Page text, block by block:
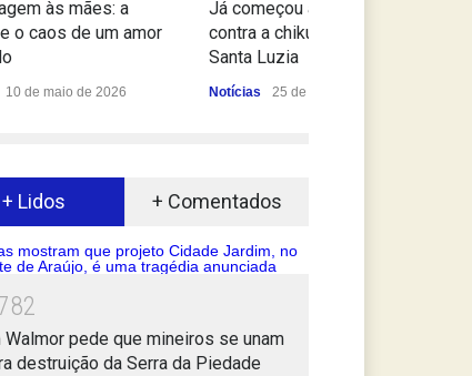
às mães: a
o caos de um amor
10 de maio de 2026
Já começou a vacinação
contra a chikungunya em
Santa Luzia
Notícias 25 de março de 2026
+ Lidos + Comentados
82
Walmor pede que mineiros se unam
destruição da Serra da Piedade